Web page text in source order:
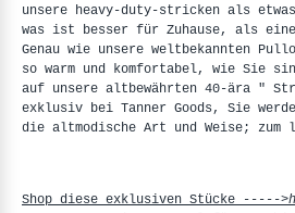
unsere heavy-duty-stricken als
was ist besser für Zuhause, als
Genau wie unsere weltbekannten
so warm und komfortabel, wie Sie
auf unsere altbewährten 40-ära "
exklusiv bei Tanner Goods, Sie
die altmodische Art und Weise; zum
Shop diese exklusiven Stücke ----->